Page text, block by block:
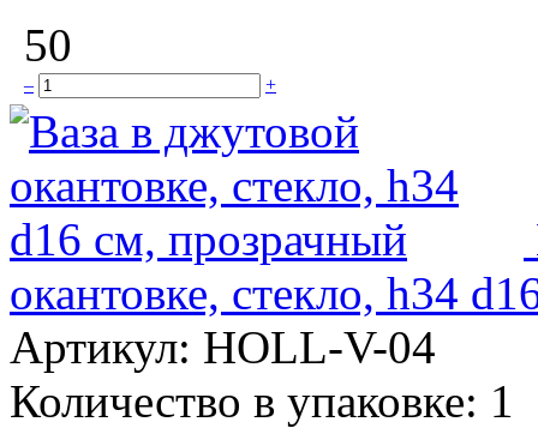
50
– +
окантовке, стекло, h34
Артикул: HOLL-V-04
Количество в упаковке: 1